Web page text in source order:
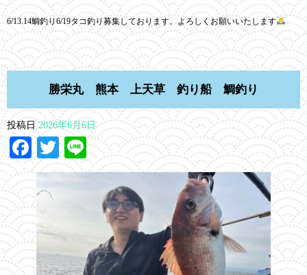
6/13.14鯛釣り6/19タコ釣り募集しております。よろしくお願いいたします
勝栄丸 熊本 上天草 釣り船 鯛釣り
投稿日 2026年6月6日
Facebook
Twitter
Line